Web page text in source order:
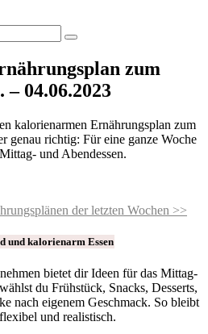
zum
– 04.06.2023
kalorienarmen Ernährungsplan zum
genau richtig: Für eine ganze Woche
und Abendessen.
der letzten Wochen >>
und kalorienarm Essen
bietet dir Ideen für das Mittag-
du Frühstück, Snacks, Desserts,
nach eigenem Geschmack. So bleibt
und realistisch.